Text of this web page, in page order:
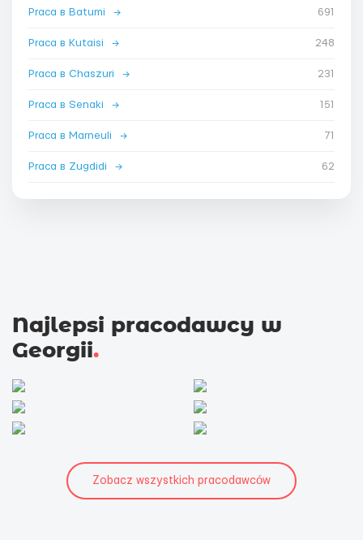
Praca в Batumi → 691
Praca в Kutaisi → 248
Praca в Chaszuri → 231
Praca в Senaki → 151
Praca в Marneuli → 71
Praca в Zugdidi → 62
Najlepsi pracodawcy w
Georgii.
Zobacz wszystkich pracodawców